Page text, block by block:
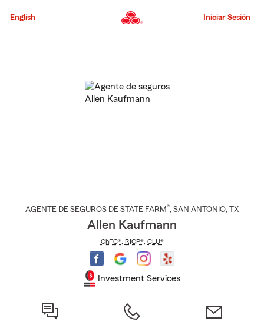
al
principal
English Iniciar Sesión
AGENTE DE SEGUROS DE STATE FARM®, SAN ANTONIO, TX
Allen Kaufmann
ChFC®, RICP®, CLU®
Investment Services